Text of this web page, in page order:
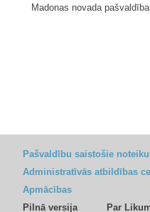
Madonas novada
Pašvaldību saistošie
Administratīvās atbildības
Apmācības
Pilnā versija
Par